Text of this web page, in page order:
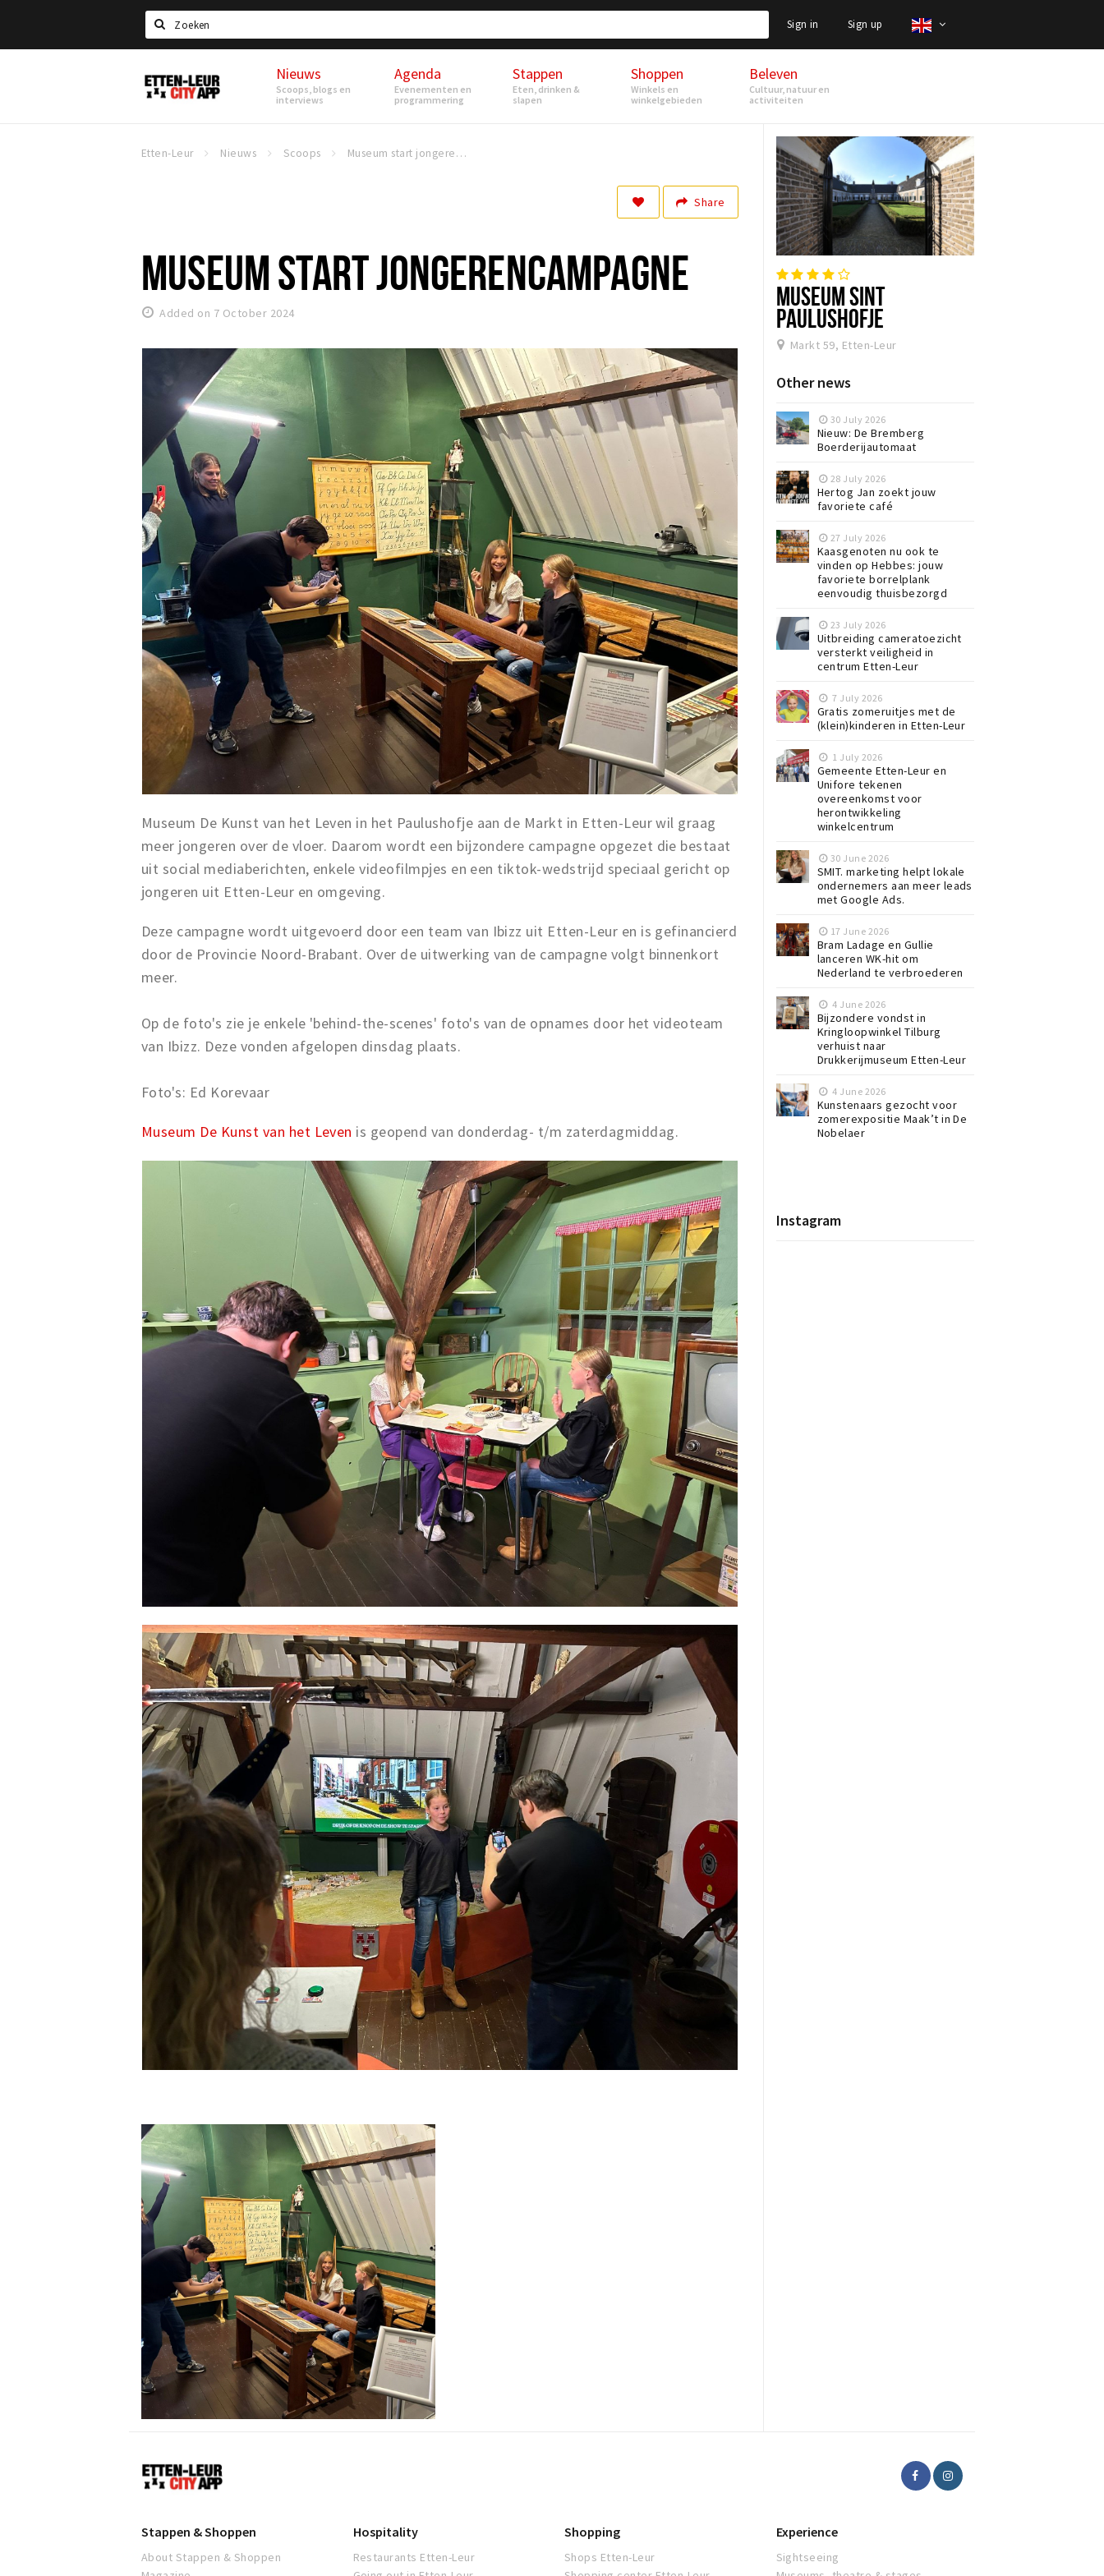
Search
Sign in Sign up
Etten-
Leur
Nieuws
Scoops, blogs en
interviews
Agenda
Evenementen en
programmering
Stappen
Eten, drinken &
slapen
Shoppen
Winkels en
winkelgebieden
Beleven
Cultuur, natuur en
activiteiten
Etten-Leur Nieuws Scoops Museum start jongerencampagne
Share
MUSEUM START JONGERENCAMPAGNE
Added on 7 October 2024
Museum De Kunst van het Leven in het Paulushofje aan de Markt in Etten-Leur wil graag
meer jongeren over de vloer. Daarom wordt een bijzondere campagne opgezet die bestaat
uit social mediaberichten, enkele videofilmpjes en een tiktok-wedstrijd speciaal gericht op
jongeren uit Etten-Leur en omgeving.
Deze campagne wordt uitgevoerd door een team van Ibizz uit Etten-Leur en is gefinancierd
door de Provincie Noord-Brabant. Over de uitwerking van de campagne volgt binnenkort
meer.
Op de foto's zie je enkele 'behind-the-scenes' foto's van de opnames door het videoteam
van Ibizz. Deze vonden afgelopen dinsdag plaats.
Foto's: Ed Korevaar
Museum De Kunst van het Leven is geopend van donderdag- t/m zaterdagmiddag.
MUSEUM SINT
PAULUSHOFJE
Markt 59, Etten-Leur
Other news
30 July 2026
Nieuw: De Bremberg
Boerderijautomaat
28 July 2026
Hertog Jan zoekt jouw
favoriete café
27 July 2026
Kaasgenoten nu ook te
vinden op Hebbes: jouw
favoriete borrelplank
eenvoudig thuisbezorgd
23 July 2026
Uitbreiding cameratoezicht
versterkt veiligheid in
centrum Etten-Leur
7 July 2026
Gratis zomeruitjes met de
(klein)kinderen in Etten-Leur
1 July 2026
Gemeente Etten-Leur en
Unifore tekenen
overeenkomst voor
herontwikkeling
winkelcentrum
30 June 2026
SMIT. marketing helpt lokale
ondernemers aan meer leads
met Google Ads.
17 June 2026
Bram Ladage en Gullie
lanceren WK-hit om
Nederland te verbroederen
4 June 2026
Bijzondere vondst in
Kringloopwinkel Tilburg
verhuist naar
Drukkerijmuseum Etten-Leur
4 June 2026
Kunstenaars gezocht voor
zomerexpositie Maak’t in De
Nobelaer
Instagram
Etten-
Leur
Stappen & Shoppen
About Stappen & Shoppen
Hospitality
Restaurants Etten-Leur
Shopping
Shops Etten-Leur
Experience
Sightseeing